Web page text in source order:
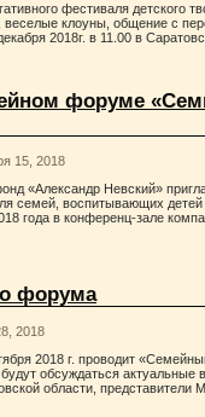
фестиваля детского
веселые клоуны, общение с
2018г. в 11.00 в
форуме
15, 2018
«Александр Невский»
семей, воспитывающих детей
года в конференц-зале
форума
2018
2018 г. проводит
обсуждаться
области, представители